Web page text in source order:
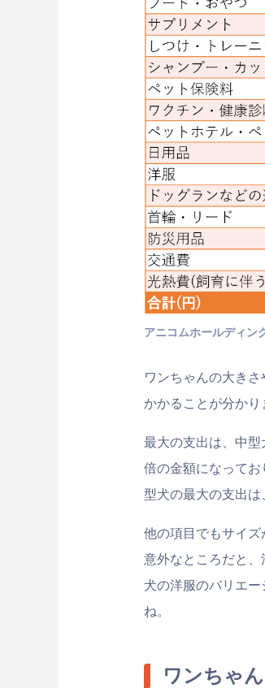
アニコムホールディン
ワンちゃんの大き
かかることが分かり
最大の支出は、中
倍の金額になって
型犬の最大の支出は
他の項目でもサイズ
意外なところだと
犬の洋服のバリエ
ね。
ワンちゃ